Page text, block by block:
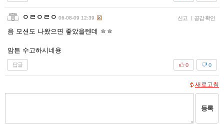
ㅇㄹㅇㄹㅇ 06-08-09 12:39 신고 | 공감 확인
음 모션도 나왔으면 좋았을텐데 ㅎㅎ
암튼 수고하시네용
답글 0
0
새로고침
등록